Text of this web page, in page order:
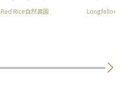
Red Rice自然農園
Longfellows